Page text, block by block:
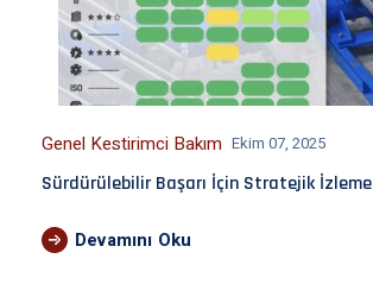
Genel Kestirimci Bakım Ekim 07, 2025
Sürdürülebilir Başarı İçin Stratejik İzleme
Devamını Oku